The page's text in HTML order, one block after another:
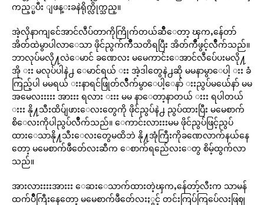
ကည့္ၿပီး ျဖန္းခနဲရိုက္လိုက္သည္။
အဲ့လိုနာကျင်ေအာင်လဳပ်တာကိုကြိုက်တယ်ဆိဳေတာ့ ၾကႇန်ေတာ်
အိတ်ထဲမွာပါလာေသာ ဖိုင်ညွက်ကိဳသတိရပြီး အိတ်ကိဳဖွင့်လိဳက်သည်။
ဘာလုပ်မလို႔လဲေမာင် ခဏေလး မမေကာင်းေအာင်လဳပ်ေပးမလို႔
အို းး မလုပ်ပါနဲ႕ ေမာင်ရယ် းး အဲ့ဒါတွေနဲ႕ဆို မမနာမွာေပါ့ းး ခံ
ကြည့်ပါ မမရယ် းးနာရင်ဖြုတ်လိဳက်မွာေပါ့ေနာ် းးညွပ်မယ်ေနာ် မမ
အမေလးးးးး အားးး ရလား းးး မမ နာေတာ့နာတယ် းးး ရပါတယ်
းးး နို႔သီးထိပ်ျဖားေလးတွေကို ဖိုင်ညွပ်နဲ႕ ညွပ်ထားပြီး မမေစာက်
စိေလးကိုပါညွပ်လိဳက်သည်။ ေကာင်းလားးးမမ ဖိုင်ညွပ်ဖြင့်ညွပ်
ထားေသာနို႔သီးေလးတွေမထိဘဲ နို႔အုံကြီးကိုခဏေလာက်နယ်နေ
တော့ မမေစာက်ဖဳတ်ေလးဆီက ေစာက်ရည်ေလးေတွ စိမ့်ထွက်လာ
သည်။
အားလားးးးအားးး ေဆးေသာက်ထားတဲ့ၾကႇန်ေတာ့်လီးက သာမန်
ထက်ပိဳကြီးနေတော့ မမေစာက်ဖဳတ်ေလးႏွင့် တင်းကြပ်ကြပ်ေလးဖြဈ